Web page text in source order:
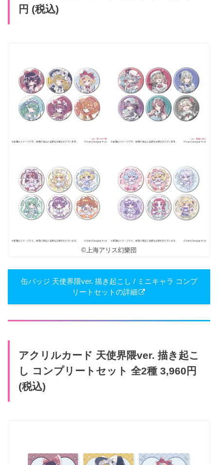
円 (税込)
©上海アリス幻樂団
缶バッジ 天使界隈ver. 描き​起こし / ミニキャラ コンプ
リートセットの詳細
アクリルカード 天使界隈ver. 描き​起こ
し コンプリートセット 全2​種 3,960円
(税込)